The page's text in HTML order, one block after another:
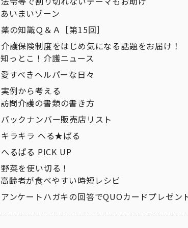
あいまいゾーン
薬の知識Ｑ＆Ａ［第15回］
介護保険制度をはじめ気になる話題をお届け！
知っとこ！介護ニュース
愛すべきヘルパーな日々
実例から考える
訪問介護の書類の書き方
バックナンバー販売店リスト
キラキラ へる★ぱる
へるぱる PICK UP
野菜を使い切る！
高齢者が食べやすい時短レシピ
アンケートハガキの回答でQUOカードプレゼン